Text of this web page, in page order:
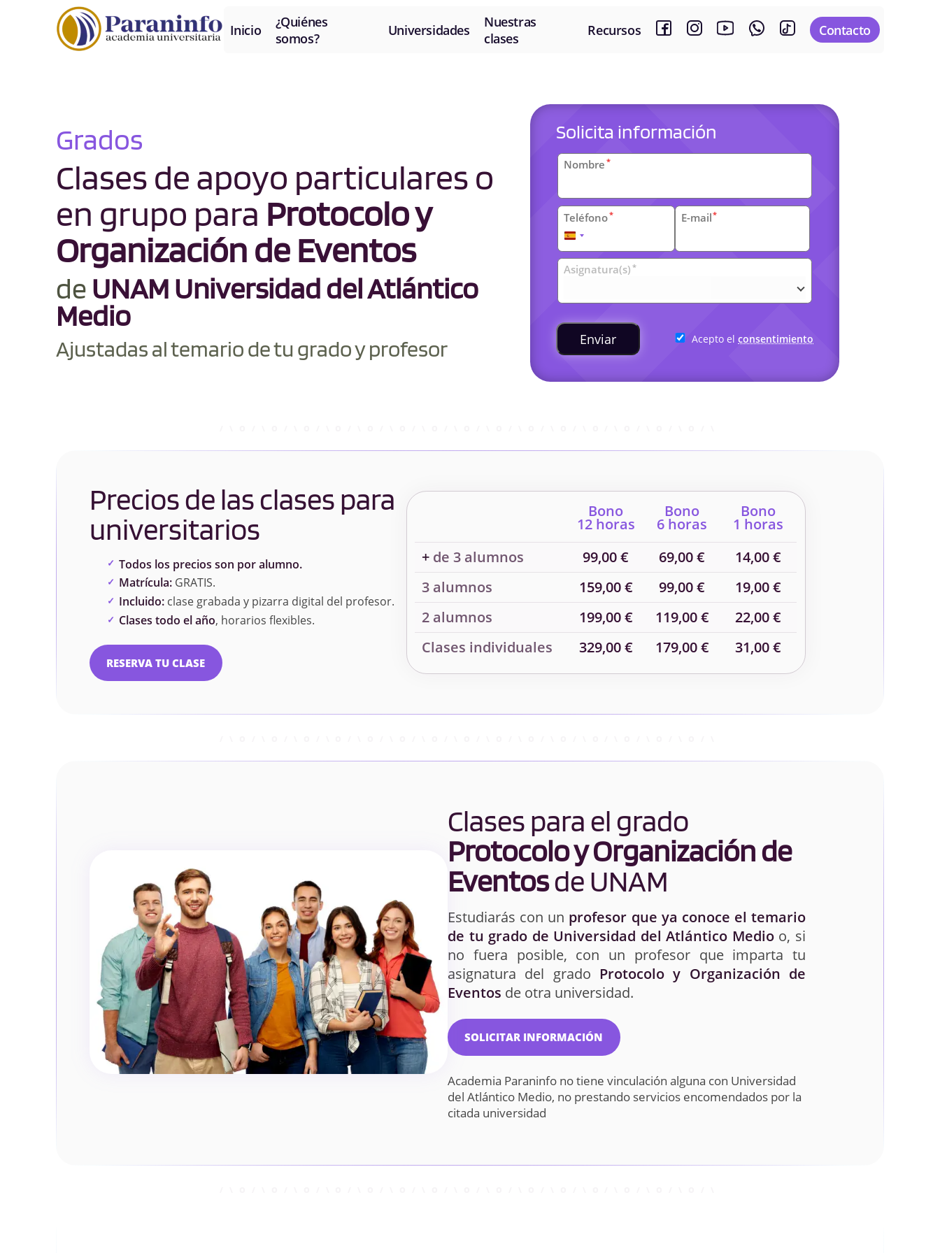
Inicio
¿Quiénes
somos?
Universidades
Nuestras
clases
Recursos Contacto
Grados
Clases de apoyo particulares o
en grupo para Protocolo y
Organización de Eventos
de UNAM Universidad del Atlántico
Medio
Ajustadas al temario de tu grado y profesor
Solicita información
Datos
Nombre *
Teléfono*
España
+34
E-mail*
Clases
Asignatura(s) *
Enviar Acepto elconsentimiento
Precios de las clases para
universitarios
Todos los precios son por alumno.
Matrícula: GRATIS.
Incluido: clase grabada y pizarra digital del profesor.
Clases todo el año, horarios flexibles.
RESERVA TU CLASE
Bono
12 horas
Bono
6 horas
Bono
1 horas
+de 3 alumnos 99,00 € 69,00 €
14,00 €
3 alumnos
159,00 € 99,00 €
19,00 €
2 alumnos
199,00 € 119,00 €
22,00 €
Clases individuales
329,00 € 179,00 € 31,00 €
Clases para el grado
Protocolo y Organización de
Eventosde UNAM
Estudiarás con un profesor que ya conoce el temario
de tu grado de Universidad del Atlántico Medioo, si
no fuera posible, con un profesor que imparta tu
asignatura del grado Protocolo y Organización de
Eventos de otra universidad.
SOLICITAR INFORMACIÓN
Academia Paraninfo no tiene vinculación alguna con Universidad
del Atlántico Medio, no prestando servicios encomendados por la
citada universidad